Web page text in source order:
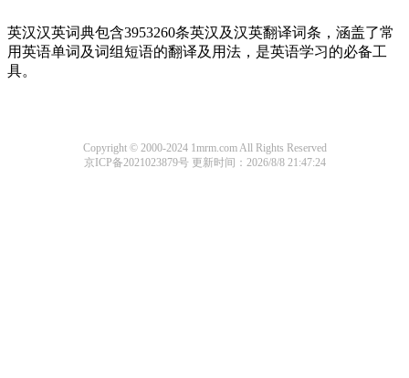
英汉汉英词典包含3953260条英汉及汉英翻译词条，涵盖了常
用英语单词及词组短语的翻译及用法，是英语学习的必备工
具。
Copyright © 2000-2024 1mrm.com All Rights Reserved
京ICP备2021023879号 更新时间：2026/8/8 21:47:24